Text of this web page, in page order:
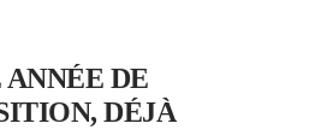
ANNÉE DE
DÉJÀ